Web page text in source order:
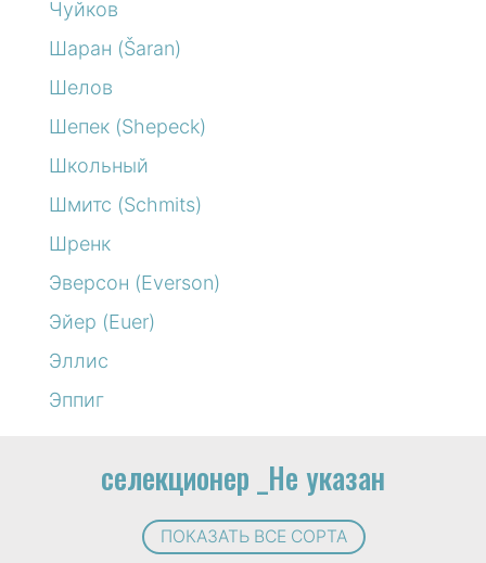
Чуйков
Шаран (Šaran)
Шелов
Шепек (Shepeck)
Школьный
Шмитс (Schmits)
Шренк
Эверсон (Everson)
Эйер (Euer)
Эллис
Эппиг
селекционер _Не указан
ПОКАЗАТЬ ВСЕ СОРТА